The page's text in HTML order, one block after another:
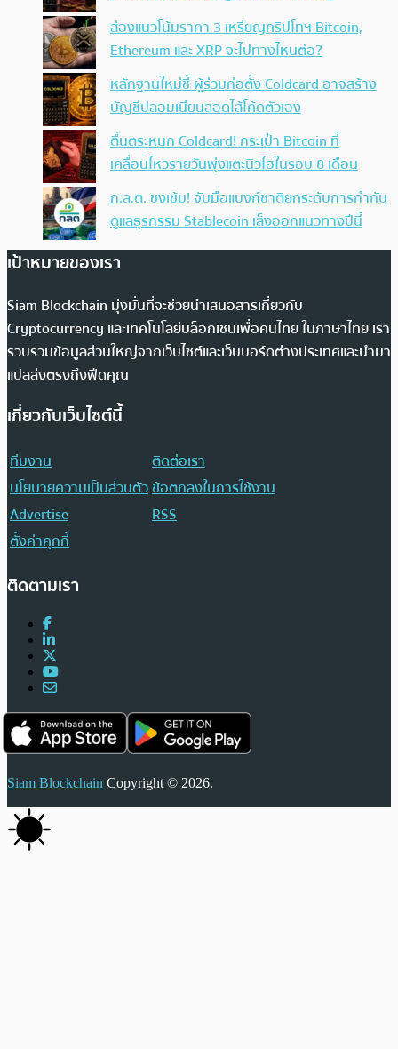
ส่องแนวโน้มราคา 3 เหรียญคริปโทฯ Bitcoin,
Ethereum และ XRP จะไปทางไหนต่อ?
หลักฐานใหม่ชี้ ผู้ร่วมก่อตั้ง Coldcard อาจสร้าง
บัญชีปลอมเนียนสอดไส้โค้ดตัวเอง
ตื่นตระหนก Coldcard! กระเป๋า Bitcoin ที่
เคลื่อนไหวรายวันพุ่งแตะนิวไฮในรอบ 8 เดือน
ก.ล.ต. ชงเข้ม! จับมือแบงก์ชาติยกระดับการกำกับ
ดูแลธุรกรรม Stablecoin เล็งออกแนวทางปีนี้
เป้าหมายของเรา
Siam Blockchain มุ่งมั่นที่จะช่วยนำเสนอสารเกี่ยวกับ
Cryptocurrency และเทคโนโลยีบล็อกเชนเพื่อคนไทย ในภาษาไทย เรา
รวบรวมข้อมูลส่วนใหญ่จากเว็บไซต์และเว็บบอร์ดต่างประเทศและนำมา
แปลส่งตรงถึงฟีดคุณ
เกี่ยวกับเว็บไซต์นี้
ทีมงาน
ติดต่อเรา
นโยบายความเป็นส่วนตัวข้อตกลงในการใช้งาน
Advertise
RSS
ตั้งค่าคุกกี้
ติดตามเรา
Siam Blockchain Copyright © 2026.